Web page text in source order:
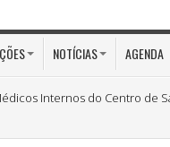
NOTÍCIAS AGENDA
Internos do Centro de